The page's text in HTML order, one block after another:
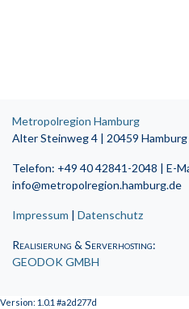
Metropolregion Hamburg
Alter Steinweg 4 | 20459
Telefon: +49 40 42841-2048 | E-
info@metropolregion.hamburg.de
Impressum | Datenschutz
Realisierung & Serverhosting:
GEODOK GMBH
Version: 1.0.1 #a2d277d